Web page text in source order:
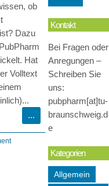
ob
Dazu
Hat
Volltext
Kontakt
Bei Fragen oder
Anregungen –
Schreiben Sie
uns:
pubpharm[at]tu-
braunschweig.d
e
Kategorien
Allgemein